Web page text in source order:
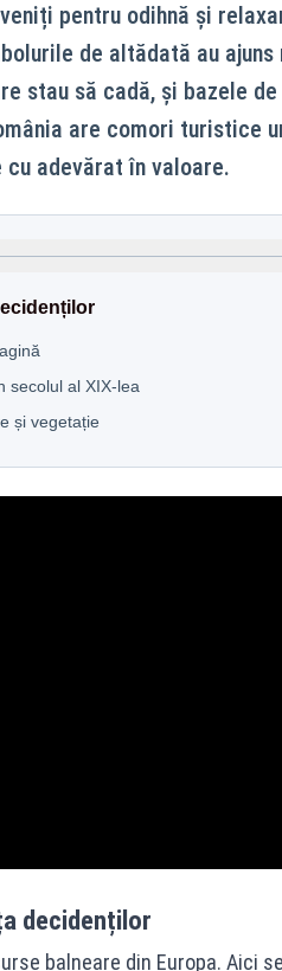
pentru odihnă și
de altădată au ajuns
stau să cadă, și bazele
are comori turistice
adevărat în valoare.
secolul al XIX-lea
și vegetație
decidenților
balneare din Europa. Aici